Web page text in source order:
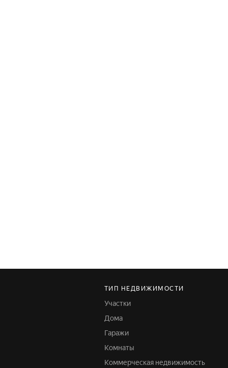
ТИП НЕДВИЖИМОСТИ
Участки
Дома
Гаражи
Комнаты
Коммерческая недвижимость